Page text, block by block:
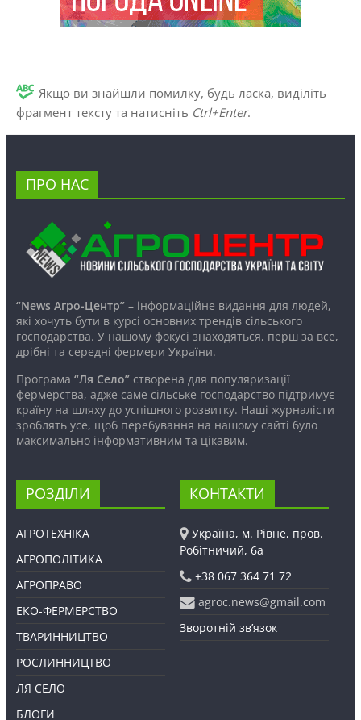
Якщо ви знайшли помилку, будь ласка, виділіть
фрагмент тексту та натисніть Ctrl+Enter.
ПРО НАС
“News Агро-Центр”– інформаційне видання для людей,
які хочуть бути в курсі основних трендів сільського
господарства. У нашому фокусі знаходяться, перш за все,
дрібні та середні фермери України.
Програма “Ля Село”створена для популяризації
фермерства, адже саме сільське господарство підтримує
країну на шляху до успішного розвитку. Наші журналісти
зроблять усе, щоб перебування на нашому сайті було
максимально інформативним та цікавим.
РОЗДІЛИ
АГРОТЕХНІКА
АГРОПОЛІТИКА
АГРОПРАВО
ЕКО-ФЕРМЕРСТВО
ТВАРИННИЦТВО
РОСЛИННИЦТВО
ЛЯ СЕЛО
БЛОГИ
КОНТАКТИ
Україна, м. Рівне, пров.
Робітничий, 6а
+38 067 364 71 72
agroc.news@gmail.com
Зворотній зв’язок